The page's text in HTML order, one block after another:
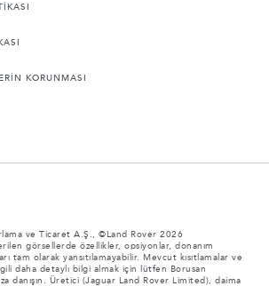
KORUNMASI
ve Ticaret A.Ş., ©Land Rover 2026
görsellerde özellikler, opsiyonlar, donanım
tam olarak yansıtılamayabilir. Mevcut kısıtlamalar ve
daha detaylı bilgi almak için lütfen Borusan
danışın. Üretici (Jaguar Land Rover Limited), daima